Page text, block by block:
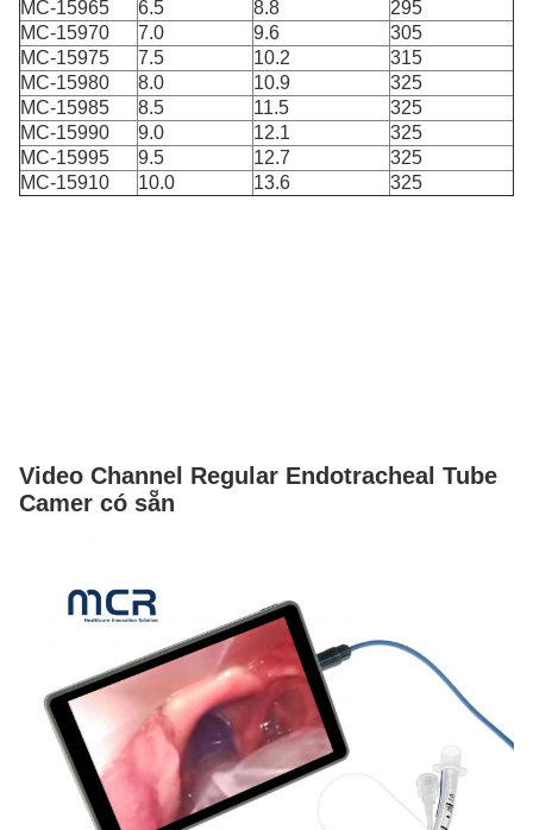
MC-15965 6.5 8.8
295
MC-15970
7.0 9.6
305
MC-15975
7.5 10.2
315
MC-15980
8.0 10.9
325
MC-15985
8.5 11.5
325
MC-15990
9.0 12.1
325
MC-15995
9.5 12.7
325
MC-15910
10.0 13.6 325
Video Channel Regular Endotracheal Tube
Camer có sẵn